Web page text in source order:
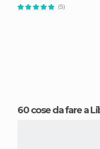
(5)
60 cose da fare a